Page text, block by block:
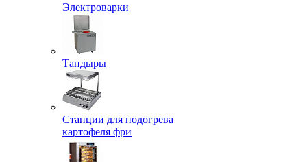
Электроварки
Тандыры
Станции для подогрева
картофеля фри